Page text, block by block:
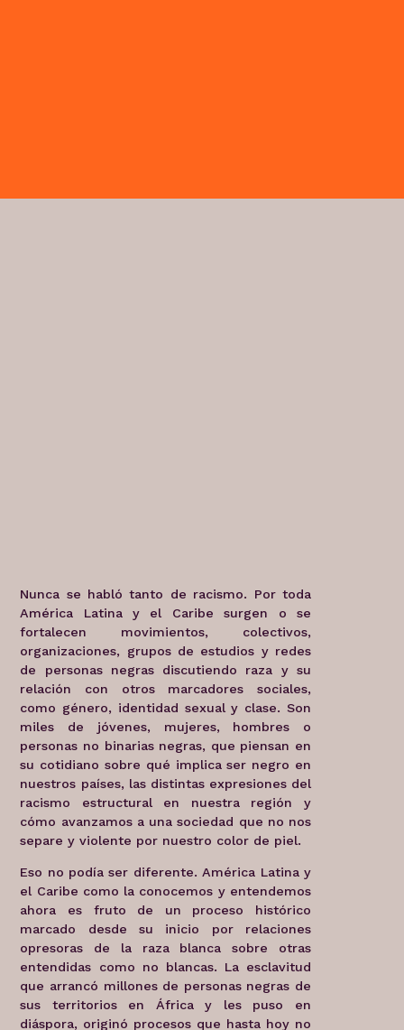
Nunca se habló tanto de racismo. Por toda
América Latina y el Caribe surgen o se
fortalecen movimientos, colectivos,
organizaciones, grupos de estudios y redes
de personas negras discutiendo raza y su
relación con otros marcadores sociales,
como género, identidad sexual y clase. Son
miles de jóvenes, mujeres, hombres o
personas no binarias negras, que piensan en
su cotidiano sobre qué implica ser negro en
nuestros países, las distintas expresiones del
racismo estructural en nuestra región y
cómo avanzamos a una sociedad que no nos
separe y violente por nuestro color de piel.
Eso no podía ser diferente. América Latina y
el Caribe como la conocemos y entendemos
ahora es fruto de un proceso histórico
marcado desde su inicio por relaciones
opresoras de la raza blanca sobre otras
entendidas como no blancas. La esclavitud
que arrancó millones de personas negras de
sus territorios en África y les puso en
diáspora, originó procesos que hasta hoy no